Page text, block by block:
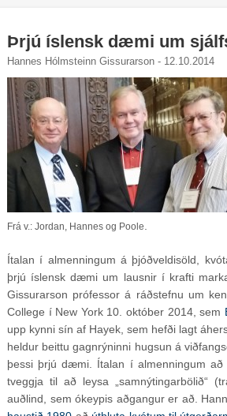
Þrjú íslensk dæmi um
Hannes Hólmsteinn Gissurarson - 12.10.2014
Frá v.: Jordan, Hannes og Poole
Ítalan í almenningum á þjóðveldisöld,
þrjú íslensk dæmi um lausnir í krafti
Gissurarson prófessor á ráðstefnu um
College í New York 10. október 2014, sem
upp kynni sín af Hayek, sem hefði lagt
heldur beittu gagnrýninni hugsun á
þessi þrjú dæmi. Ítalan í almenningum
tveggja til að leysa „samnýtingarbölið“
auðlind, sem ókeypis aðgangur er að.